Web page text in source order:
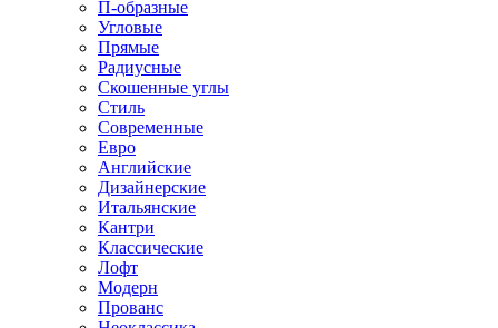
П-образные
Угловые
Прямые
Радиусные
Скошенные углы
Стиль
Современные
Евро
Английские
Дизайнерские
Итальянские
Кантри
Классические
Лофт
Модерн
Прованс